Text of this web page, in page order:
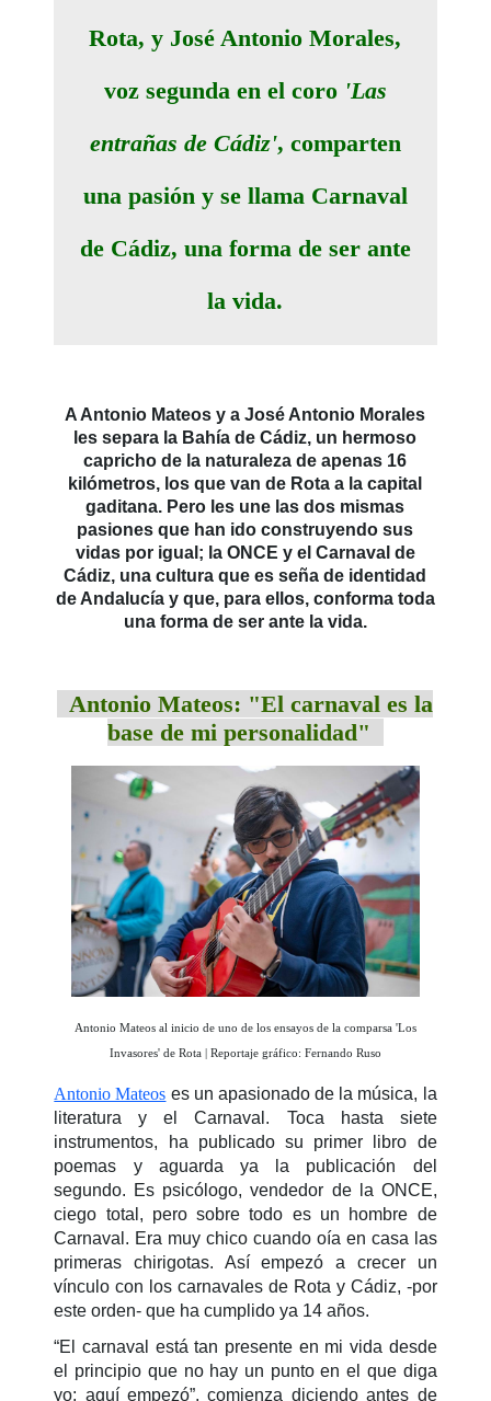
Rota, y José Antonio Morales,
voz segunda en el coro 'Las
entrañas de Cádiz', comparten
una pasión y se llama Carnaval
de Cádiz, una forma de ser ante
la vida.
A Antonio Mateos y a José Antonio Morales
les separa la Bahía de Cádiz, un hermoso
capricho de la naturaleza de apenas 16
kilómetros, los que van de Rota a la capital
gaditana. Pero les une las dos mismas
pasiones que han ido construyendo sus
vidas por igual; la ONCE y el Carnaval de
Cádiz, una cultura que es seña de identidad
de Andalucía y que, para ellos, conforma toda
una forma de ser ante la vida.
Antonio Mateos: "El carnaval es la
base de mi personalidad"
Antonio Mateos al inicio de uno de los ensayos de la comparsa 'Los
Invasores' de Rota | Reportaje gráfico: Fernando Ruso
Antonio Mateos es un apasionado de la música, la
literatura y el Carnaval. Toca hasta siete
instrumentos, ha publicado su primer libro de
poemas y aguarda ya la publicación del
segundo. Es psicólogo, vendedor de la ONCE,
ciego total, pero sobre todo es un hombre de
Carnaval. Era muy chico cuando oía en casa las
primeras chirigotas. Así empezó a crecer un
vínculo con los carnavales de Rota y Cádiz, -por
este orden- que ha cumplido ya 14 años.
“El carnaval está tan presente en mi vida desde
el principio que no hay un punto en el que diga
yo; aquí empezó”, comienza diciendo antes de